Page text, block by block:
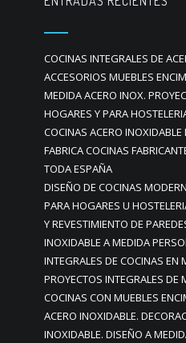
COCINAS INTEGRALES DE
ACCESORIOS MUEBLES
MEDIDA ACERO INOX.
HOGARES Y PARA
COCINAS ACERO
FABRICA COCINAS
TODA ESPAÑA
DISEÑO DE COCINAS
PARA HOGARES U
Y REVESTIMIENTO DE
INOXIDABLE A MEDIDA
INTEGRALES DE COCINAS EN
PROYECTOS INTEGRALES
COCINAS CON MUEBLES
ACERO INOXIDABLE.
INOXIDABLE. DISEÑO A